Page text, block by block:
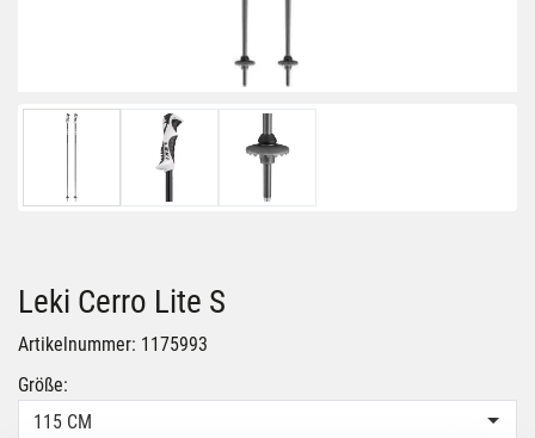
Leki Cerro Lite S
Artikelnummer: 1175993
Größe:
115 CM